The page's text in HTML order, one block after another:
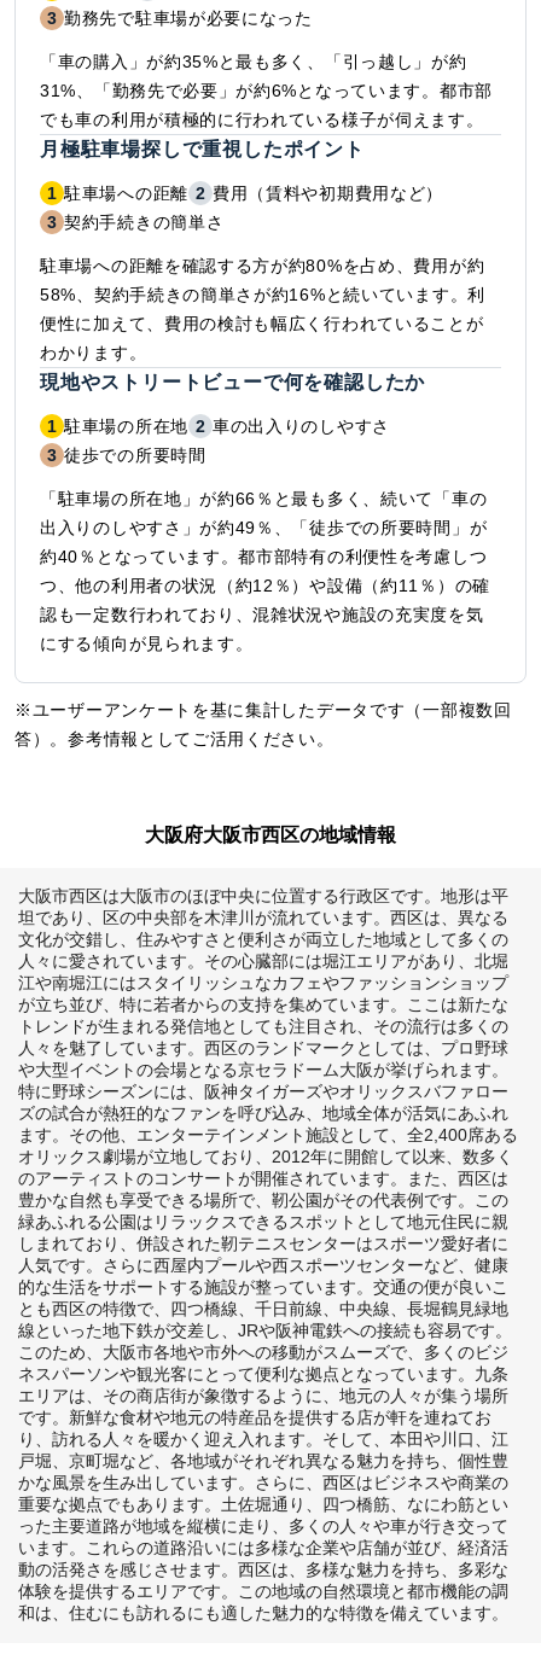
3 勤務先で駐車場が必要になった
「車の購入」が約35%と最も多く、「引っ越し」が約
31%、「勤務先で必要」が約6%となっています。都市部
でも車の利用が積極的に行われている様子が伺えます。
月極駐車場探しで重視したポイント
1 駐車場への距離 2 費用（賃料や初期費用など）
3 契約手続きの簡単さ
駐車場への距離を確認する方が約80%を占め、費用が約
58%、契約手続きの簡単さが約16%と続いています。利
便性に加えて、費用の検討も幅広く行われていることが
わかります。
現地やストリートビューで何を確認したか
1 駐車場の所在地 2 車の出入りのしやすさ
3 徒歩での所要時間
「駐車場の所在地」が約66％と最も多く、続いて「車の
出入りのしやすさ」が約49％、「徒歩での所要時間」が
約40％となっています。都市部特有の利便性を考慮しつ
つ、他の利用者の状況（約12％）や設備（約11％）の確
認も一定数行われており、混雑状況や施設の充実度を気
にする傾向が見られます。
※ユーザーアンケートを基に集計したデータです（一部複数回
答）。参考情報としてご活用ください。
大阪府大阪市西区の地域情報
大阪市西区は大阪市のほぼ中央に位置する行政区です。地形は平
坦であり、区の中央部を木津川が流れています。西区は、異なる
文化が交錯し、住みやすさと便利さが両立した地域として多くの
人々に愛されています。その心臓部には堀江エリアがあり、北堀
江や南堀江にはスタイリッシュなカフェやファッションショップ
が立ち並び、特に若者からの支持を集めています。ここは新たな
トレンドが生まれる発信地としても注目され、その流行は多くの
人々を魅了しています。西区のランドマークとしては、プロ野球
や大型イベントの会場となる京セラドーム大阪が挙げられます。
特に野球シーズンには、阪神タイガーズやオリックスバファロー
ズの試合が熱狂的なファンを呼び込み、地域全体が活気にあふれ
ます。その他、エンターテインメント施設として、全2,400席ある
オリックス劇場が立地しており、2012年に開館して以来、数多く
のアーティストのコンサートが開催されています。また、西区は
豊かな自然も享受できる場所で、靭公園がその代表例です。この
緑あふれる公園はリラックスできるスポットとして地元住民に親
しまれており、併設された靭テニスセンターはスポーツ愛好者に
人気です。さらに西屋内プールや西スポーツセンターなど、健康
的な生活をサポートする施設が整っています。交通の便が良いこ
とも西区の特徴で、四つ橋線、千日前線、中央線、長堀鶴見緑地
線といった地下鉄が交差し、JRや阪神電鉄への接続も容易です。
このため、大阪市各地や市外への移動がスムーズで、多くのビジ
ネスパーソンや観光客にとって便利な拠点となっています。九条
エリアは、その商店街が象徴するように、地元の人々が集う場所
です。新鮮な食材や地元の特産品を提供する店が軒を連ねてお
り、訪れる人々を暖かく迎え入れます。そして、本田や川口、江
戸堀、京町堀など、各地域がそれぞれ異なる魅力を持ち、個性豊
かな風景を生み出しています。さらに、西区はビジネスや商業の
重要な拠点でもあります。土佐堀通り、四つ橋筋、なにわ筋とい
った主要道路が地域を縦横に走り、多くの人々や車が行き交って
います。これらの道路沿いには多様な企業や店舗が並び、経済活
動の活発さを感じさせます。西区は、多様な魅力を持ち、多彩な
体験を提供するエリアです。この地域の自然環境と都市機能の調
和は、住むにも訪れるにも適した魅力的な特徴を備えています。